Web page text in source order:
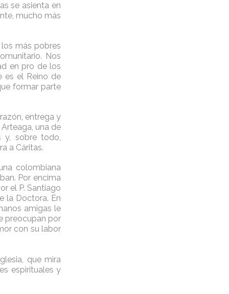
se asienta en
mucho más
más pobres
Nos
en pro de los
es el Reino de
formar parte
entrega y
una de
y, sobre todo,
a Cáritas.
colombiana
Por encima
el P. Santiago
la Doctora. En
amigas le
preocupan por
con su labor
que mira
espirituales y